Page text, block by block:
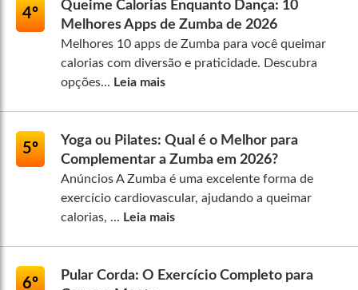
4º
Queime Calorias Enquanto Dança: 10
Melhores Apps de Zumba de 2026
Melhores 10 apps de Zumba para você queimar
calorias com diversão e praticidade. Descubra
opções... Leia mais
5º
Yoga ou Pilates: Qual é o Melhor para
Complementar a Zumba em 2026?
Anúncios A Zumba é uma excelente forma de
exercício cardiovascular, ajudando a queimar
calorias, ... Leia mais
6º
Pular Corda: O Exercício Completo para